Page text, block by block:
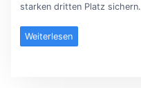
starken dritten Platz sichern.
Weiterlesen